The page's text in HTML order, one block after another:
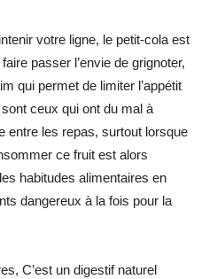
votre ligne, le petit-cola est
passer l’envie de grignoter,
qui permet de limiter l’appétit
ceux qui ont du mal à
entre les repas, surtout lorsque
ce fruit est alors
habitudes alimentaires en
dangereux à la fois pour la
C’est un digestif naturel